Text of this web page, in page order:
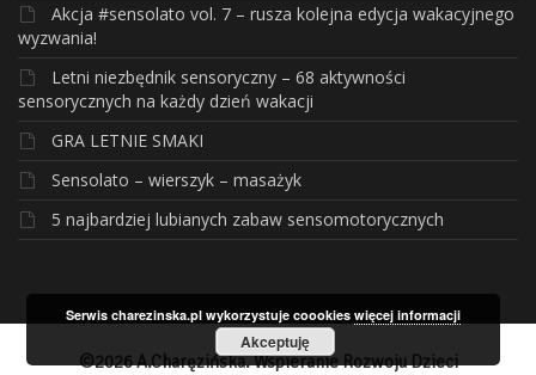
Akcja #sensolato vol. 7 – rusza kolejna edycja wakacyjnego
wyzwania!
Letni niezbędnik sensoryczny – 68 aktywności
sensorycznych na każdy dzień wakacji
GRA LETNIE SMAKI
Sensolato – wierszyk – masażyk
5 najbardziej lubianych zabaw sensomotorycznych
©2026 A.Charęzińska. Wspieranie Rozwoju Dzieci
Serwis charezinska.pl wykorzystuje coookieswięcej informacji
Akceptuję